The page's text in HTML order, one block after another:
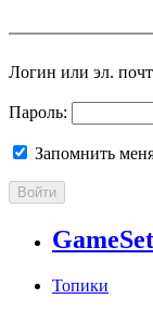
Логин или эл.
Пароль:
Запомнить
Войти
Топики